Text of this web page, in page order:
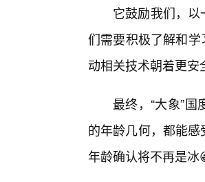
它鼓励我们，
们需要积极了解和
动相关技术朝着更
最终，“大象”
的年龄几何，都能
年龄确认将不再是